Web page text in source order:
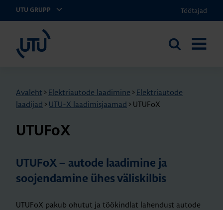
UTU GRUPP Töötajad
Otsi
Avaleht > Elektriautode laadimine > Elektriautode
laadijad > UTU-X laadimisjaamad > UTUFoX
UTU­FoX
UTUFoX – autode laadimine ja
soojendamine ühes väliskilbis
UTUFoX pakub ohutut ja töökindlat lahendust autode